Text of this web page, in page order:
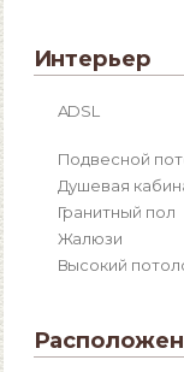
Интерьер
ADSL
Подвесной
Душевая
Гранитный пол
Жалюзи
Высокий